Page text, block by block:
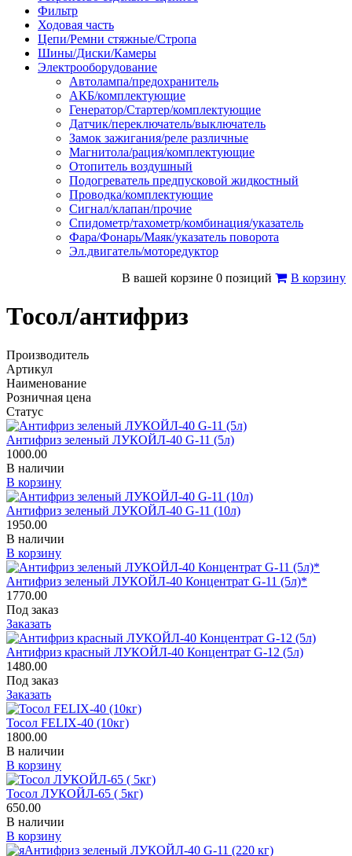
Фильтр
Ходовая часть
Цепи/Ремни стяжные/Стропа
Шины/Диски/Камеры
Электрооборудование
Автолампа/предохранитель
АКБ/комплектующие
Генератор/Стартер/комплектующие
Датчик/переключатель/выключатель
Замок зажигания/реле различные
Магнитола/рация/комплектующие
Отопитель воздушный
Подогреватель предпусковой жидкостный
Проводка/комплектующие
Сигнал/клапан/прочие
Спидометр/тахометр/комбинация/указатель
Фара/Фонарь/Маяк/указатель поворота
Эл.двигатель/моторедуктор
В вашей корзине 0 позиций
В корзину
Тосол/антифриз
Производитель
Артикул
Наименование
Розничная цена
Статус
Антифриз зеленый ЛУКОЙЛ-40 G-11 (5л)
1000.00
В наличии
В корзину
Антифриз зеленый ЛУКОЙЛ-40 G-11 (10л)
1950.00
В наличии
В корзину
Антифриз зеленый ЛУКОЙЛ-40 Концентрат G-11 (5л)*
1770.00
Под заказ
Заказать
Антифриз красный ЛУКОЙЛ-40 Концентрат G-12 (5л)
1480.00
Под заказ
Заказать
Тосол FELIX-40 (10кг)
1800.00
В наличии
В корзину
Тосол ЛУКОЙЛ-65 ( 5кг)
650.00
В наличии
В корзину